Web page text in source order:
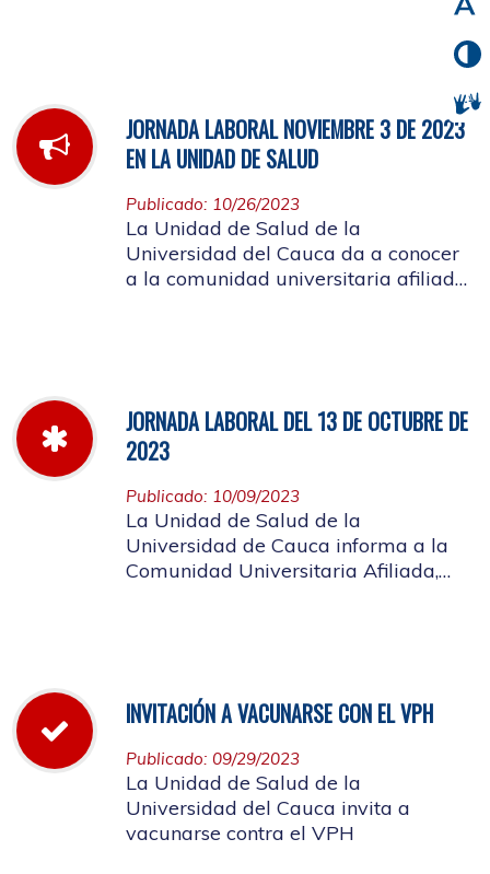
JORNADA LABORAL NOVIEMBRE 3 DE 2023
EN LA UNIDAD DE SALUD
Publicado: 10/26/2023
La Unidad de Salud de la
Universidad del Cauca da a conocer
a la comunidad universitaria afiliada,
JORNADA LABORAL DEL 13 DE OCTUBRE DE
2023
Publicado: 10/09/2023
La Unidad de Salud de la
Universidad de Cauca informa a la
Comunidad Universitaria Afiliada,
INVITACIÓN A VACUNARSE CON EL VPH
Publicado: 09/29/2023
La Unidad de Salud de la
Universidad del Cauca invita a
vacunarse contra el VPH